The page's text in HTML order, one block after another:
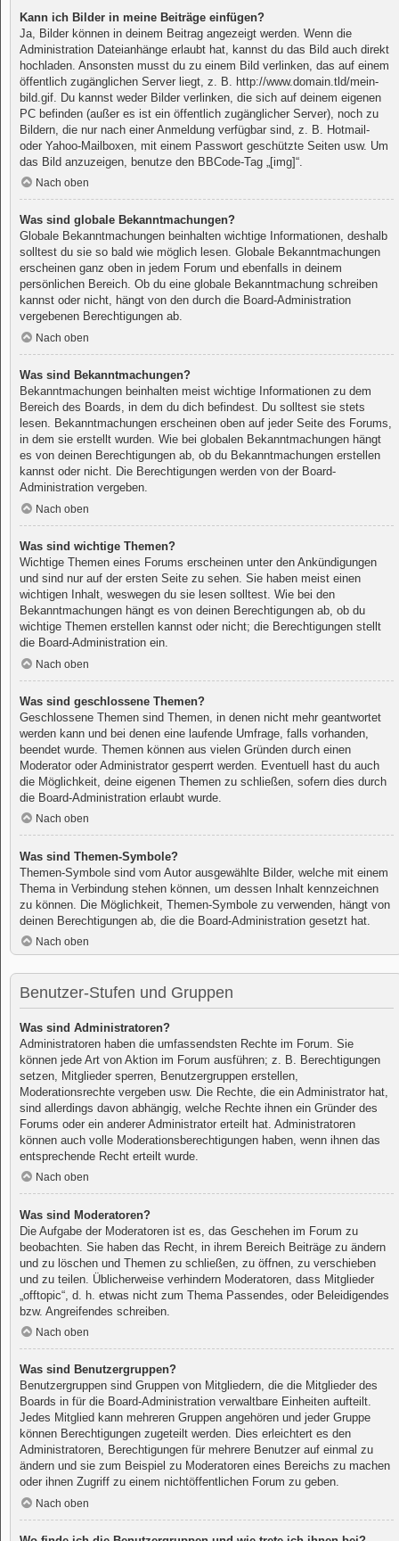
Kann ich Bilder in meine Beiträge einfügen?
Ja, Bilder können in deinem Beitrag angezeigt werden. Wenn die
Administration Dateianhänge erlaubt hat, kannst du das Bild auch direkt
hochladen. Ansonsten musst du zu einem Bild verlinken, das auf einem
öffentlich zugänglichen Server liegt, z. B. http://www.domain.tld/mein-
bild.gif. Du kannst weder Bilder verlinken, die sich auf deinem eigenen
PC befinden (außer es ist ein öffentlich zugänglicher Server), noch zu
Bildern, die nur nach einer Anmeldung verfügbar sind, z. B. Hotmail-
oder Yahoo-Mailboxen, mit einem Passwort geschützte Seiten usw. Um
das Bild anzuzeigen, benutze den BBCode-Tag „[img]“.
Nach oben
Was sind globale Bekanntmachungen?
Globale Bekanntmachungen beinhalten wichtige Informationen, deshalb
solltest du sie so bald wie möglich lesen. Globale Bekanntmachungen
erscheinen ganz oben in jedem Forum und ebenfalls in deinem
persönlichen Bereich. Ob du eine globale Bekanntmachung schreiben
kannst oder nicht, hängt von den durch die Board-Administration
vergebenen Berechtigungen ab.
Nach oben
Was sind Bekanntmachungen?
Bekanntmachungen beinhalten meist wichtige Informationen zu dem
Bereich des Boards, in dem du dich befindest. Du solltest sie stets
lesen. Bekanntmachungen erscheinen oben auf jeder Seite des Forums,
in dem sie erstellt wurden. Wie bei globalen Bekanntmachungen hängt
es von deinen Berechtigungen ab, ob du Bekanntmachungen erstellen
kannst oder nicht. Die Berechtigungen werden von der Board-
Administration vergeben.
Nach oben
Was sind wichtige Themen?
Wichtige Themen eines Forums erscheinen unter den Ankündigungen
und sind nur auf der ersten Seite zu sehen. Sie haben meist einen
wichtigen Inhalt, weswegen du sie lesen solltest. Wie bei den
Bekanntmachungen hängt es von deinen Berechtigungen ab, ob du
wichtige Themen erstellen kannst oder nicht; die Berechtigungen stellt
die Board-Administration ein.
Nach oben
Was sind geschlossene Themen?
Geschlossene Themen sind Themen, in denen nicht mehr geantwortet
werden kann und bei denen eine laufende Umfrage, falls vorhanden,
beendet wurde. Themen können aus vielen Gründen durch einen
Moderator oder Administrator gesperrt werden. Eventuell hast du auch
die Möglichkeit, deine eigenen Themen zu schließen, sofern dies durch
die Board-Administration erlaubt wurde.
Nach oben
Was sind Themen-Symbole?
Themen-Symbole sind vom Autor ausgewählte Bilder, welche mit einem
Thema in Verbindung stehen können, um dessen Inhalt kennzeichnen
zu können. Die Möglichkeit, Themen-Symbole zu verwenden, hängt von
deinen Berechtigungen ab, die die Board-Administration gesetzt hat.
Nach oben
Benutzer-Stufen und Gruppen
Was sind Administratoren?
Administratoren haben die umfassendsten Rechte im Forum. Sie
können jede Art von Aktion im Forum ausführen; z. B. Berechtigungen
setzen, Mitglieder sperren, Benutzergruppen erstellen,
Moderationsrechte vergeben usw. Die Rechte, die ein Administrator hat,
sind allerdings davon abhängig, welche Rechte ihnen ein Gründer des
Forums oder ein anderer Administrator erteilt hat. Administratoren
können auch volle Moderationsberechtigungen haben, wenn ihnen das
entsprechende Recht erteilt wurde.
Nach oben
Was sind Moderatoren?
Die Aufgabe der Moderatoren ist es, das Geschehen im Forum zu
beobachten. Sie haben das Recht, in ihrem Bereich Beiträge zu ändern
und zu löschen und Themen zu schließen, zu öffnen, zu verschieben
und zu teilen. Üblicherweise verhindern Moderatoren, dass Mitglieder
„offtopic“, d. h. etwas nicht zum Thema Passendes, oder Beleidigendes
bzw. Angreifendes schreiben.
Nach oben
Was sind Benutzergruppen?
Benutzergruppen sind Gruppen von Mitgliedern, die die Mitglieder des
Boards in für die Board-Administration verwaltbare Einheiten aufteilt.
Jedes Mitglied kann mehreren Gruppen angehören und jeder Gruppe
können Berechtigungen zugeteilt werden. Dies erleichtert es den
Administratoren, Berechtigungen für mehrere Benutzer auf einmal zu
ändern und sie zum Beispiel zu Moderatoren eines Bereichs zu machen
oder ihnen Zugriff zu einem nichtöffentlichen Forum zu geben.
Nach oben